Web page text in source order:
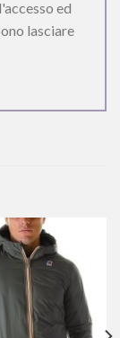
ed
lasciare